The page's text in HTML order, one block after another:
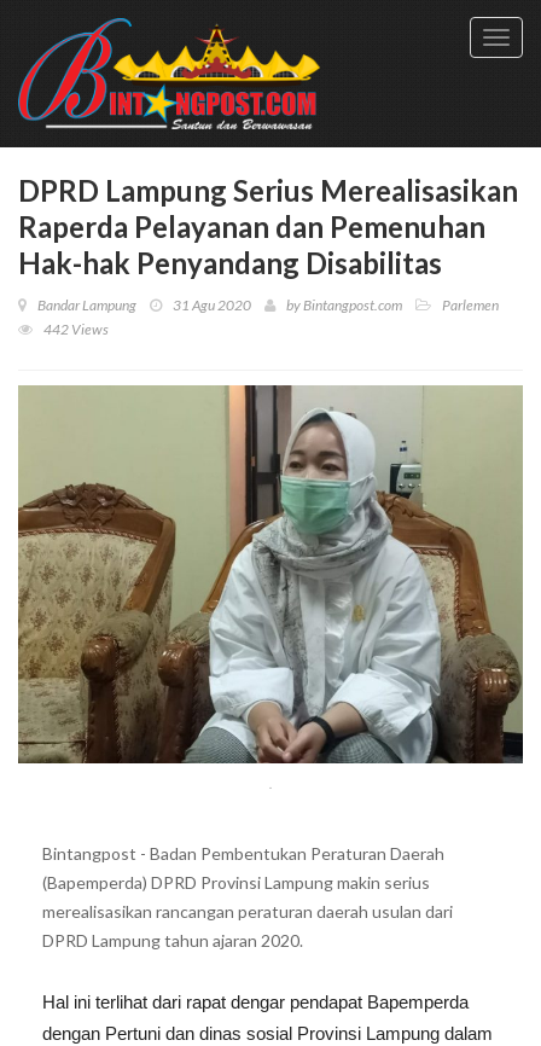
DPRD Lampung Serius Merealisasikan
Raperda Pelayanan dan Pemenuhan
Hak-hak Penyandang Disabilitas
Bandar Lampung 31 Agu 2020 by Bintangpost.com
Parlemen
442 Views
.
Bintangpost - Badan Pembentukan Peraturan Daerah
(Bapemperda) DPRD Provinsi Lampung makin serius
merealisasikan rancangan peraturan daerah usulan dari
DPRD Lampung tahun ajaran 2020.
Hal ini terlihat dari rapat dengar pendapat Bapemperda
dengan Pertuni dan dinas sosial Provinsi Lampung dalam